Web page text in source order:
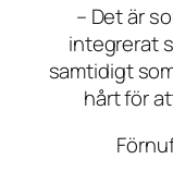
– Det är
integrerat
samtidigt
hårt för